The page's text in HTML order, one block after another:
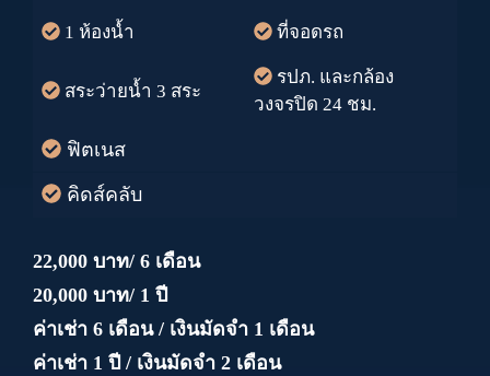
1 ห้องน้ำ ที่จอดรถ
สระว่ายน้ำ 3 สระ
รปภ. และกล้อง
วงจรปิด 24 ชม.
ฟิตเนส
คิดส์คลับ
22,000 บาท/ 6 เดือน
20,000 บาท/ 1 ปี
ค่าเช่า 6 เดือน / เงินมัดจำ 1 เดือน
ค่าเช่า 1 ปี / เงินมัดจำ 2 เดือน